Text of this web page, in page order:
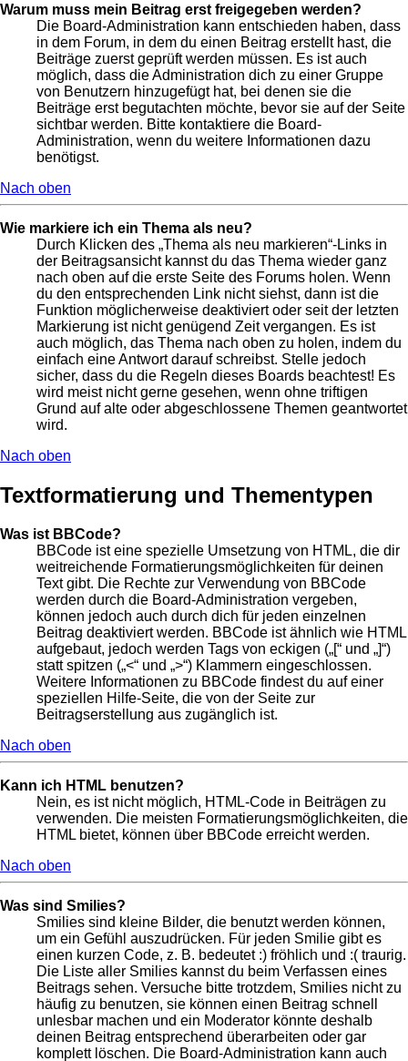
Warum muss mein Beitrag erst freigegeben werden?
Die Board-Administration kann entschieden haben, dass
in dem Forum, in dem du einen Beitrag erstellt hast, die
Beiträge zuerst geprüft werden müssen. Es ist auch
möglich, dass die Administration dich zu einer Gruppe
von Benutzern hinzugefügt hat, bei denen sie die
Beiträge erst begutachten möchte, bevor sie auf der Seite
sichtbar werden. Bitte kontaktiere die Board-
Administration, wenn du weitere Informationen dazu
benötigst.
Nach oben
Wie markiere ich ein Thema als neu?
Durch Klicken des „Thema als neu markieren“-Links in
der Beitragsansicht kannst du das Thema wieder ganz
nach oben auf die erste Seite des Forums holen. Wenn
du den entsprechenden Link nicht siehst, dann ist die
Funktion möglicherweise deaktiviert oder seit der letzten
Markierung ist nicht genügend Zeit vergangen. Es ist
auch möglich, das Thema nach oben zu holen, indem du
einfach eine Antwort darauf schreibst. Stelle jedoch
sicher, dass du die Regeln dieses Boards beachtest! Es
wird meist nicht gerne gesehen, wenn ohne triftigen
Grund auf alte oder abgeschlossene Themen geantwortet
wird.
Nach oben
Textformatierung und Thementypen
Was ist BBCode?
BBCode ist eine spezielle Umsetzung von HTML, die dir
weitreichende Formatierungsmöglichkeiten für deinen
Text gibt. Die Rechte zur Verwendung von BBCode
werden durch die Board-Administration vergeben,
können jedoch auch durch dich für jeden einzelnen
Beitrag deaktiviert werden. BBCode ist ähnlich wie HTML
aufgebaut, jedoch werden Tags von eckigen („[“ und „]“)
statt spitzen („<“ und „>“) Klammern eingeschlossen.
Weitere Informationen zu BBCode findest du auf einer
speziellen Hilfe-Seite, die von der Seite zur
Beitragserstellung aus zugänglich ist.
Nach oben
Kann ich HTML benutzen?
Nein, es ist nicht möglich, HTML-Code in Beiträgen zu
verwenden. Die meisten Formatierungsmöglichkeiten, die
HTML bietet, können über BBCode erreicht werden.
Nach oben
Was sind Smilies?
Smilies sind kleine Bilder, die benutzt werden können,
um ein Gefühl auszudrücken. Für jeden Smilie gibt es
einen kurzen Code, z. B. bedeutet :) fröhlich und :( traurig.
Die Liste aller Smilies kannst du beim Verfassen eines
Beitrags sehen. Versuche bitte trotzdem, Smilies nicht zu
häufig zu benutzen, sie können einen Beitrag schnell
unlesbar machen und ein Moderator könnte deshalb
deinen Beitrag entsprechend überarbeiten oder gar
komplett löschen. Die Board-Administration kann auch